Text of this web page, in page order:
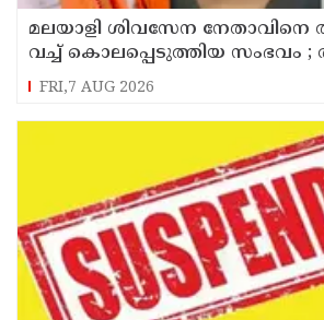
മലയാളി ശിവസേന നേതാവിനെ
വച്ച് കൊലപ്പെടുത്തിയ സംഭവം ;
പിടിയിൽ
FRI,7 AUG 2026